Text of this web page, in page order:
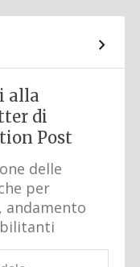
alla
di
Post
delle
per
andamento